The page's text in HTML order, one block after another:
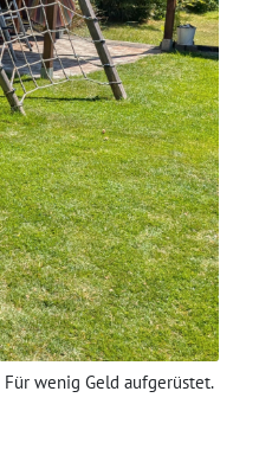
Für wenig Geld aufgerüstet.